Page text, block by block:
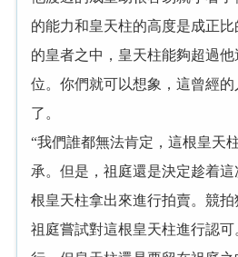
的能力和皇天柱的高度是成正
的皇者之中，皇天柱能夠超過
位。你們就可以想象，這曾經
了。
“我們誰都無法肯定，這根皇天
承。但是，祖庭還是決定趁着
根皇天柱拿出來進行拍賣。競
祖庭嘗試對這根皇天柱進行認